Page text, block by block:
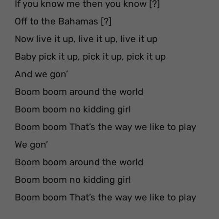
If you know me then you know [?]
Off to the Bahamas [?]
Now live it up, live it up, live it up
Baby pick it up, pick it up, pick it up
And we gon’
Boom boom around the world
Boom boom no kidding girl
Boom boom That’s the way we like to play
We gon’
Boom boom around the world
Boom boom no kidding girl
Boom boom That’s the way we like to play